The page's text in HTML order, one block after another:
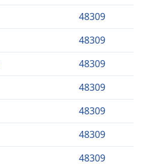
48309
48309
48309
48309
48309
48309
48309